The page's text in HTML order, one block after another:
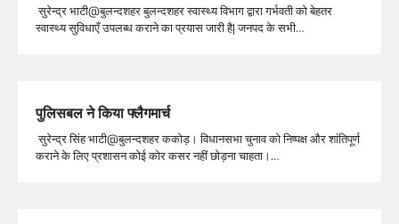
सुरेन्द्र भाटी@बुलन्दशहर बुलन्दशहर स्वास्थ्य विभाग द्वारा गर्भवती को बेहतर
स्वास्थ्य सुविधाएँ उपलब्ध कराने का प्रयास जारी है| जनपद के सभी…
पुलिसबल ने किया फ्लैगमार्च
सुरेन्द्र सिंह भाटी@बुलन्दशहर ककोड़। विधानसभा चुनाव को निष्पक्ष और शांतिपूर्ण
कराने के लिए प्रशासन कोई कोर कसर नहीं छोड़ना चाहता।…